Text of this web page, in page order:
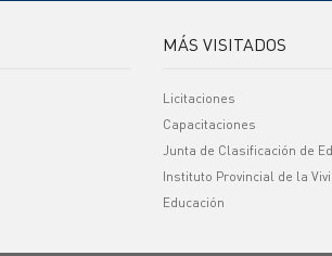
MÁS VISITADOS
Licitaciones
Capacitaciones
Junta de Clasificación de
Instituto Provincial de la
Educación